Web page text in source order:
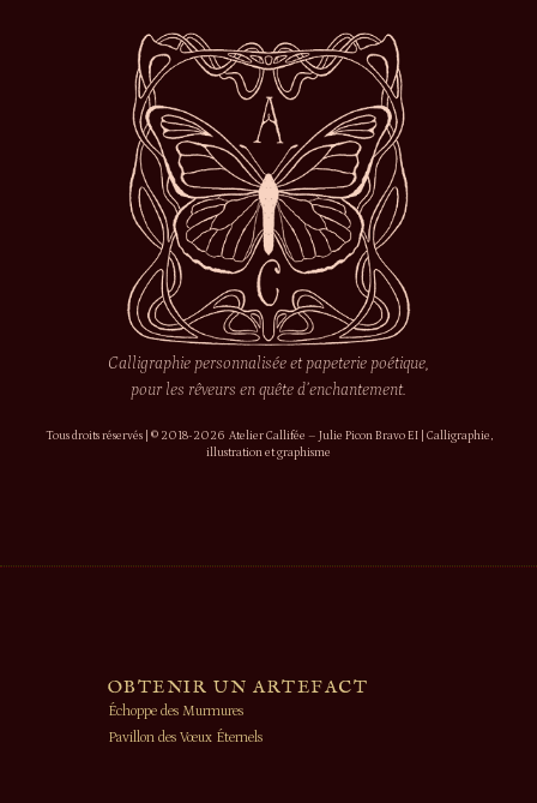
Calligraphie personnalisée et papeterie poétique,
pour les rêveurs en quête d’enchantement.
Tous droits réservés | © 2018-2026 Atelier Callifée – Julie Picon Bravo EI | Calligraphie,
illustration et graphisme
OBTENIR UN ARTEFACT
Échoppe des Murmures
Pavillon des Vœux Éternels